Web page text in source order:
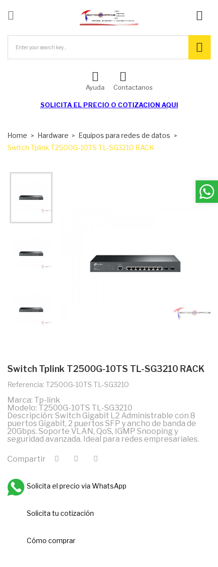

Ayuda Contactanos
SOLICITA EL PRECIO O COTIZACION AQUI
Home Hardware
Equipos para redes de datos
Switch Tplink T2500G-10TS TL-SG3210 RACK
Switch Tplink T2500G-10TS TL-SG3210 RACK
Referencia: T2500G-10TS TL-SG3210
Marca: Tp-link
Modelo: T2500G-10TS TL-SG3210
Descripción: Switch Gigabit L2 Administrable con 8
puertos Gigabit, 2 puertos SFP y ancho de banda de
20Gbps. Soporte VLAN, QoS, IGMP Snooping y
seguridad avanzada. Ideal para redes empresariales.
Compartir
Solicita el precio via WhatsApp
Solicita tu cotización
Cómo comprar